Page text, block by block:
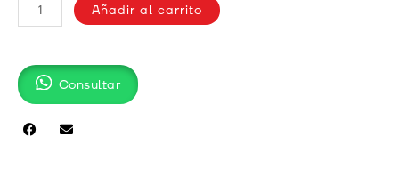
DRAMIX
cantidad
Añadir al carrito
Consultar